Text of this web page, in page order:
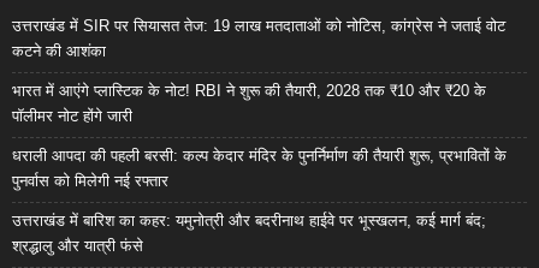
उत्तराखंड में SIR पर सियासत तेज: 19 लाख मतदाताओं को नोटिस, कांग्रेस ने जताई वोट
कटने की आशंका
भारत में आएंगे प्लास्टिक के नोट! RBI ने शुरू की तैयारी, 2028 तक ₹10 और ₹20 के
पॉलीमर नोट होंगे जारी
धराली आपदा की पहली बरसी: कल्प केदार मंदिर के पुनर्निर्माण की तैयारी शुरू, प्रभावितों के
पुनर्वास को मिलेगी नई रफ्तार
उत्तराखंड में बारिश का कहर: यमुनोत्री और बदरीनाथ हाईवे पर भूस्खलन, कई मार्ग बंद;
श्रद्धालु और यात्री फंसे